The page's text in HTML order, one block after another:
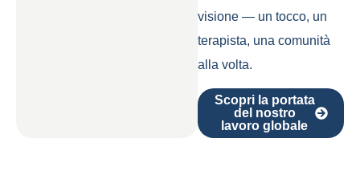
visione — un tocco, un
terapista, una comunità
alla volta.
Scopri la portata
del nostro
lavoro globale